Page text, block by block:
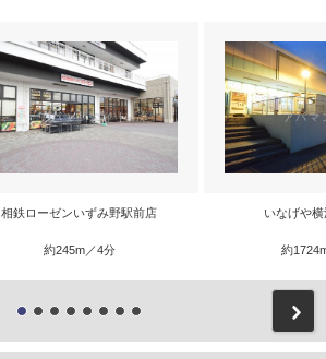
相鉄ローゼンいずみ野駅前店
約245m／4分
いなげや
約